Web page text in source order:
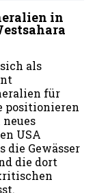
in
als
für
positionieren
USA
die Gewässer
die dort